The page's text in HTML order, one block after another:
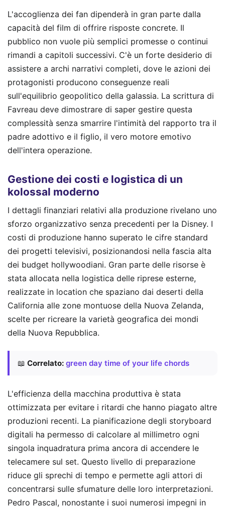
L'accoglienza dei fan dipenderà in gran parte dalla
capacità del film di offrire risposte concrete. Il
pubblico non vuole più semplici promesse o continui
rimandi a capitoli successivi. C'è un forte desiderio di
assistere a archi narrativi completi, dove le azioni dei
protagonisti producono conseguenze reali
sull'equilibrio geopolitico della galassia. La scrittura di
Favreau deve dimostrare di saper gestire questa
complessità senza smarrire l'intimità del rapporto tra il
padre adottivo e il figlio, il vero motore emotivo
dell'intera operazione.
Gestione dei costi e logistica di un
kolossal moderno
I dettagli finanziari relativi alla produzione rivelano uno
sforzo organizzativo senza precedenti per la Disney. I
costi di produzione hanno superato le cifre standard
dei progetti televisivi, posizionandosi nella fascia alta
dei budget hollywoodiani. Gran parte delle risorse è
stata allocata nella logistica delle riprese esterne,
realizzate in location che spaziano dai deserti della
California alle zone montuose della Nuova Zelanda,
scelte per ricreare la varietà geografica dei mondi
della Nuova Repubblica.
📖 Correlato: green day time of your life chords
L'efficienza della macchina produttiva è stata
ottimizzata per evitare i ritardi che hanno piagato altre
produzioni recenti. La pianificazione degli storyboard
digitali ha permesso di calcolare al millimetro ogni
singola inquadratura prima ancora di accendere le
telecamere sul set. Questo livello di preparazione
riduce gli sprechi di tempo e permette agli attori di
concentrarsi sulle sfumature delle loro interpretazioni.
Pedro Pascal, nonostante i suoi numerosi impegni in